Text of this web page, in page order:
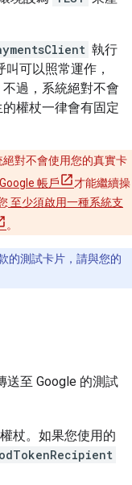
執行
叫可以照常運作，
過，系統絕對不會
權杖一律會有固定
絕對不會使用您的真實卡
帳戶
才能繼續操
至少須啟用一種系統支
。
的測試卡片，請與您的
送至 Google 的測試
杖。如果您使用的